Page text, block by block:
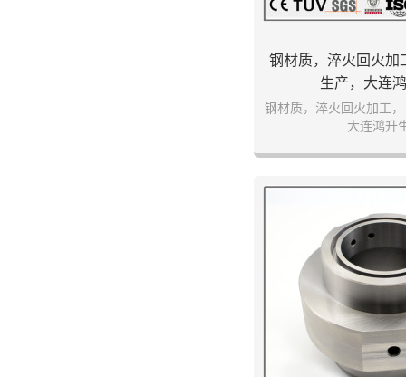
钢材质，淬火回火加
生产，大连
钢材质，淬火回火加工
大连鸿升